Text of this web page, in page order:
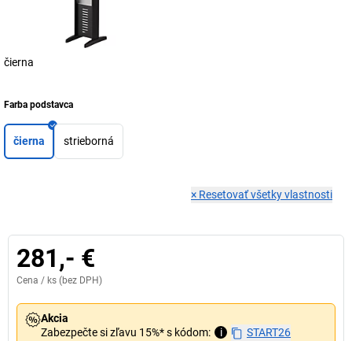
čierna
Farba podstavca
čierna strieborná
× Resetovať všetky vlastnosti
281,- €
Cena / ks (bez DPH)
Akcia
Zabezpečte si zľavu 15%* s kódom:
i START26